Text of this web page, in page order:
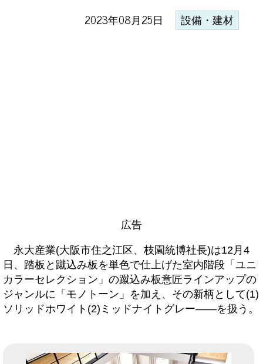
2023年08月25日 設備・建材
広告
永大産業(大阪市住之江区、枝園統博社長)は12月4
日、踏板と蹴込み板を単色で仕上げた室内階段「ユニ
カラーセレクション」の蹴込み板意匠ラインアップの
ジャンルに「モノトーン」を加え、その新柄として(1)
ソリッドホワイト(2)ミッドナイトグレー――を扱う。